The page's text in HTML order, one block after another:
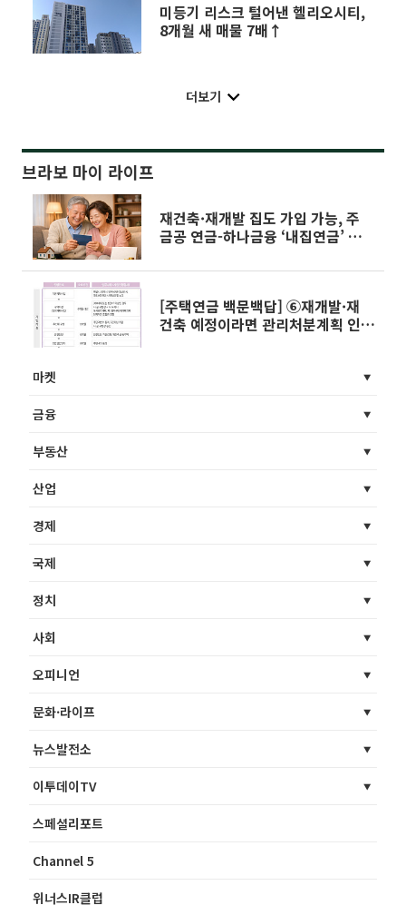
미등기 리스크 털어낸 헬리오시티,
8개월 새 매물 7배↑
더보기
브라보 마이 라이프
재건축·재개발 집도 가입 가능, 주
금공 연금-하나금융 ‘내집연금’ 차이
[주택연금 백문백답] ⑥재개발·재
건축 예정이라면 관리처분계획 인가
마켓
금융
부동산
산업
경제
국제
정치
사회
오피니언
문화·라이프
뉴스발전소
이투데이TV
스페셜리포트
Channel 5
위너스IR클럽